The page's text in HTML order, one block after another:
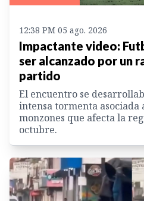
12:38 PM 05 ago. 2026
Impactante video:
ser alcanzado por un
partido
El encuentro se
intensa tormenta asociada
monzones que afecta la
octubre.